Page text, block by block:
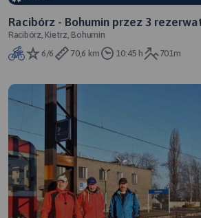
Racibórz - Bohumin przez 3
Racibórz, Kietrz, Bohumin
6/6
70,6 km 10:45 h 701m